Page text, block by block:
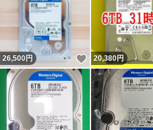
26,500円 いいね！
20,380円